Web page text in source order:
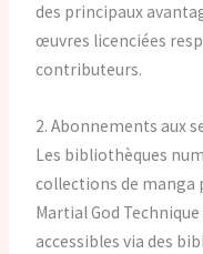
des principaux
œuvres licenciées
contributeurs.
2. Abonnements aux
Les bibliothèques
collections de manga
Martial God Technique
accessibles via des